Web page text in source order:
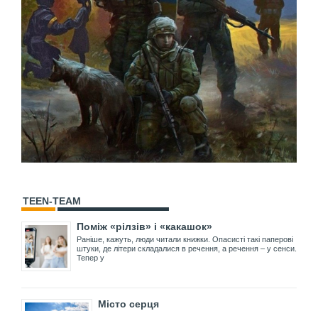
TEEN-TEAM
Поміж «рілзів» і «какашок»
Раніше, кажуть, люди читали книжки. Опасисті такі паперові
штуки, де літери складалися в речення, а речення – у сенси.
Тепер у
Місто серця